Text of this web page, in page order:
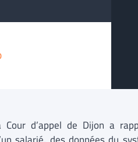
Cour d’appel de Dijon a